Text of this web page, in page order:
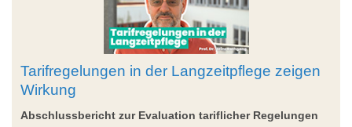
Tarifregelungen in der Langzeitpflege zeigen
Wirkung
Abschlussbericht zur Evaluation tariflicher Regelungen